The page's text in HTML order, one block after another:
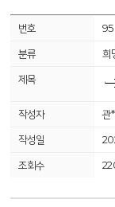
95
희
관